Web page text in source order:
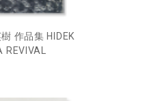
作品集 HIDEK
REVIVAL